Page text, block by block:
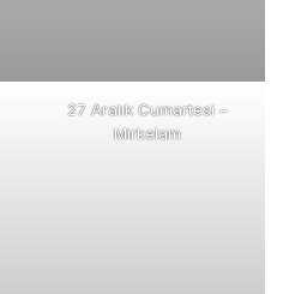
27 Aralık Cumartesi –
Mirkelam